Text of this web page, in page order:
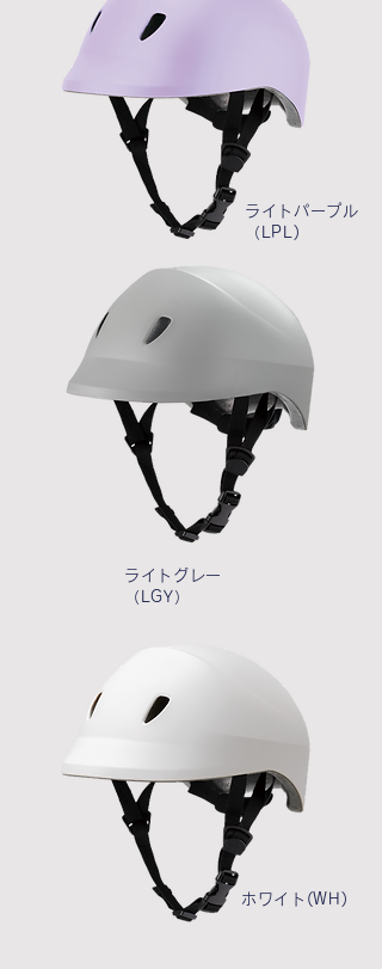
ライトパープル
（LPL)
ライトグレー
（LGY）
ホワイト(WH)